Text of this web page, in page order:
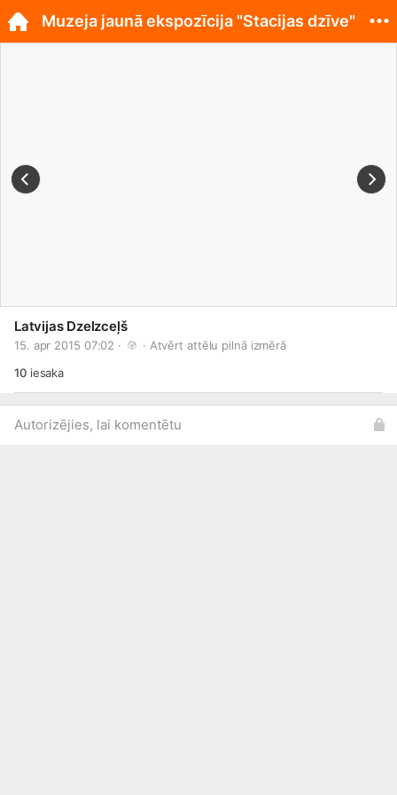
Latvijas Dzelzceļš
15. apr 2015 07:02 · · Atvērt attēlu pilnā izmērā
10iesaka
Autorizējies, lai komentētu
Muzeja jaunā ekspozīcija "Stacijas dzīve"